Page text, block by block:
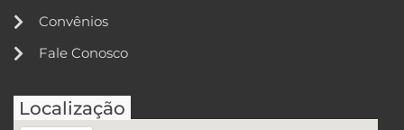
Convênios
Fale Conosco
Localização